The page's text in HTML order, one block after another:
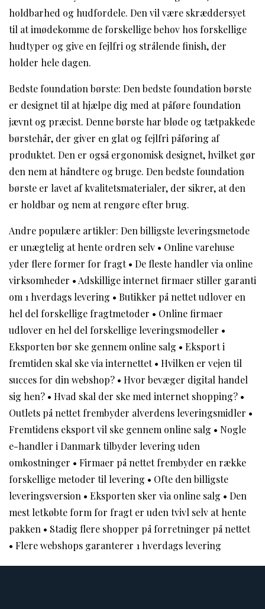
holdbarhed og hudfordele. Den vil være skræddersyet
til at imødekomme de forskellige behov hos forskellige
hudtyper og give en fejlfri og strålende finish, der
holder hele dagen.
Bedste foundation børste: Den bedste foundation børste
er designet til at hjælpe dig med at påføre foundation
jævnt og præcist. Denne børste har bløde og tætpakkede
børstehår, der giver en glat og fejlfri påføring af
produktet. Den er også ergonomisk designet, hvilket gør
den nem at håndtere og bruge. Den bedste foundation
børste er lavet af kvalitetsmaterialer, der sikrer, at den
er holdbar og nem at rengøre efter brug.
Andre populære artikler: Den billigste leveringsmetode
er unægtelig at hente ordren selv • Online varehuse
yder flere former for fragt• De fleste handler via online
virksomheder • Adskillige internet firmaer stiller garanti
om 1 hverdags levering • Butikker på nettet udlover en
hel del forskellige fragtmetoder • Online firmaer
udlover en hel del forskellige leveringsmodeller •
Eksporten bør ske gennem online salg • Eksport i
fremtiden skal ske via internettet• Hvilken er vejen til
succes for din webshop? • Hvor bevæger digital handel
sig hen? • Hvad skal der ske med internet shopping? •
Outlets på nettet frembyder alverdens leveringsmidler •
Fremtidens eksport vil ske gennem online salg • Nogle
e-handler i Danmark tilbyder levering uden
omkostninger • Firmaer på nettet frembyder en række
forskellige metoder til levering • Ofte den billigste
leveringsversion • Eksporten sker via online salg • Den
mest letkøbte form for fragt er uden tvivl selv at hente
pakken • Stadig flere shopper på forretninger på nettet
• Flere webshops garanterer 1 hverdags levering